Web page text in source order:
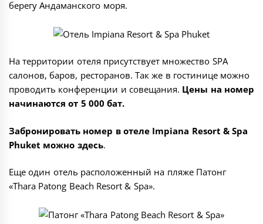
берегу Андаманского моря.
На территории отеля присутствует множество SPA
салонов, баров, ресторанов. Так же в гостинице можно
проводить конференции и совещания. Цены на номер
начинаются от 5 000 бат.
Забронировать номер в отеле Impiana Resort & Spa
Phuket можно здесь.
Еще один отель расположенный на пляже Патонг
«Thara Patong Beach Resort & Spa».